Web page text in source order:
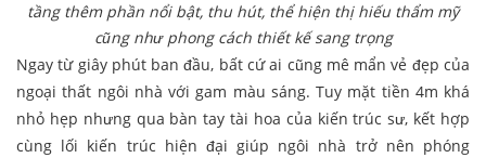
tầng thêm phần nổi bật, thu hút, thể hiện thị hiếu thẩm mỹ
cũng như phong cách thiết kế sang trọng
Ngay từ giây phút ban đầu, bất cứ ai cũng mê mẩn vẻ đẹp của
ngoại thất ngôi nhà với gam màu sáng. Tuy mặt tiền 4m khá
nhỏ hẹp nhưng qua bàn tay tài hoa của kiến trúc sư, kết hợp
cùng lối kiến trúc hiện đại giúp ngôi nhà trở nên phóng